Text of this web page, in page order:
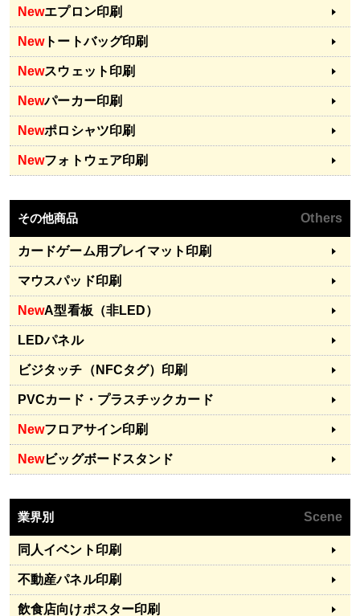
Newエプロン印刷
Newトートバッグ印刷
Newスウェット印刷
Newパーカー印刷
Newポロシャツ印刷
Newフォトウェア印刷
その他商品 Others
カードゲーム用プレイマット印刷
マウスパッド印刷
NewA型看板（非LED）
LEDパネル
ビジタッチ（NFCタグ）印刷
PVCカード・プラスチックカード
Newフロアサイン印刷
Newビッグボードスタンド
業界別 Scene
同人イベント印刷
不動産パネル印刷
飲食店向けポスター印刷